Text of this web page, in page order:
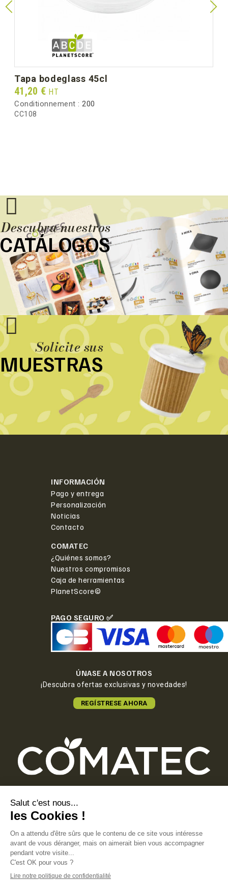
tapa bodeglass 45cl
Prix
41,20 € HT
Conditionnement : 200
CC108
Descubra nuestros
CATÁLOGOS
Solicite sus
MUESTRAS
INFORMACIÓN
Pago y entrega
Personalización
Noticias
Contacto
COMATEC
¿Quiénes somos?
Nuestros compromisos
Caja de herramientas
PlanetScore©
PAGO SEGURO ✅
ÚNASE A NOSOTROS
¡Descubra ofertas exclusivas y novedades!
REGÍSTRESE AHORA
Boulevard François-Xavier Fafeur
11000 Carcassonne, FRANCE
AVISO LEGAL
CONDICIONES GENERALES DE VENTA